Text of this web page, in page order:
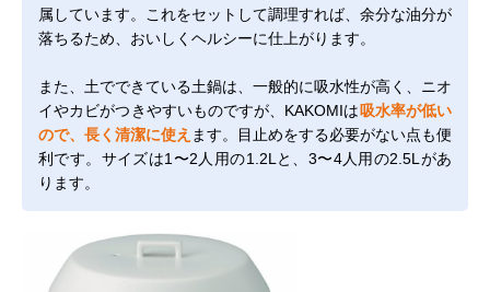
属しています。これをセットして調理すれば、余分な油分が
落ちるため、おいしくヘルシーに仕上がります。
また、土でできている土鍋は、一般的に吸水性が高く、ニオ
イやカビがつきやすいものですが、KAKOMIは 吸水率が低い
ので、長く清潔に使え ます。目止めをする必要がない点も便
利です。サイズは1〜2人用の1.2Lと、3〜4人用の2.5Lがあ
ります。